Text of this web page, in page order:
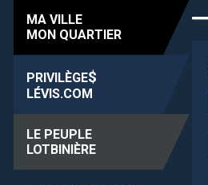
MA VILLE
MON QUARTIER
PRIVILÈGE$
LÉVIS.COM
LE PEUPLE
LOTBINIÈRE